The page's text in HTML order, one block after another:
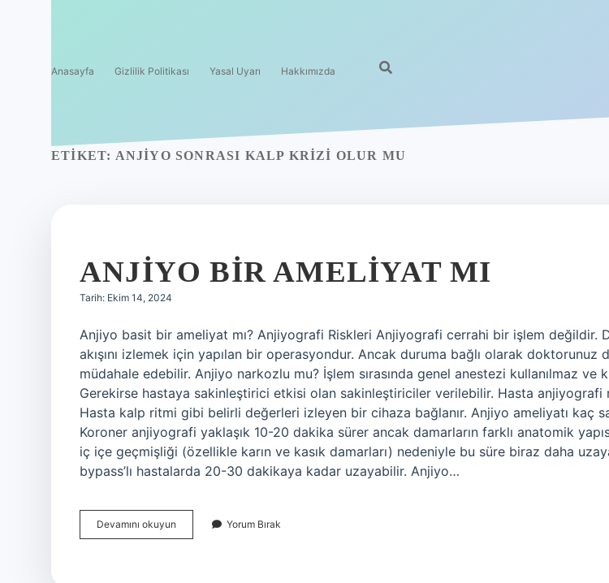
Anasayfa Gizlilik Politikası Yasal Uyarı Hakkımızda
ETIKET: ANJIYO SONRASI KALP KRIZI OLUR MU
ANJIYO BIR AMELIYAT MI
Tarih: Ekim 14, 2024
Anjiyo basit bir ameliyat mı? Anjiyografi Riskleri Anjiyografi cerrahi bir işlem değildir.
akışını izlemek için yapılan bir operasyondur. Ancak duruma bağlı olarak doktorunuz
müdahale edebilir. Anjiyo narkozlu mu? İşlem sırasında genel anestezi kullanılmaz ve
Gerekirse hastaya sakinleştirici etkisi olan sakinleştiriciler verilebilir. Hasta anjiyografi
Hasta kalp ritmi gibi belirli değerleri izleyen bir cihaza bağlanır. Anjiyo ameliyatı kaç
Koroner anjiyografi yaklaşık 10-20 dakika sürer ancak damarların farklı anatomik
iç içe geçmişliği (özellikle karın ve kasık damarları) nedeniyle bu süre biraz daha
bypass’lı hastalarda 20-30 dakikaya kadar uzayabilir. Anjiyo…
Devamını okuyun
Bir
Yorum Bırak